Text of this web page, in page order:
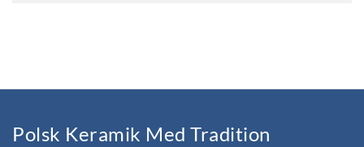
Polsk Keramik Med Tradition